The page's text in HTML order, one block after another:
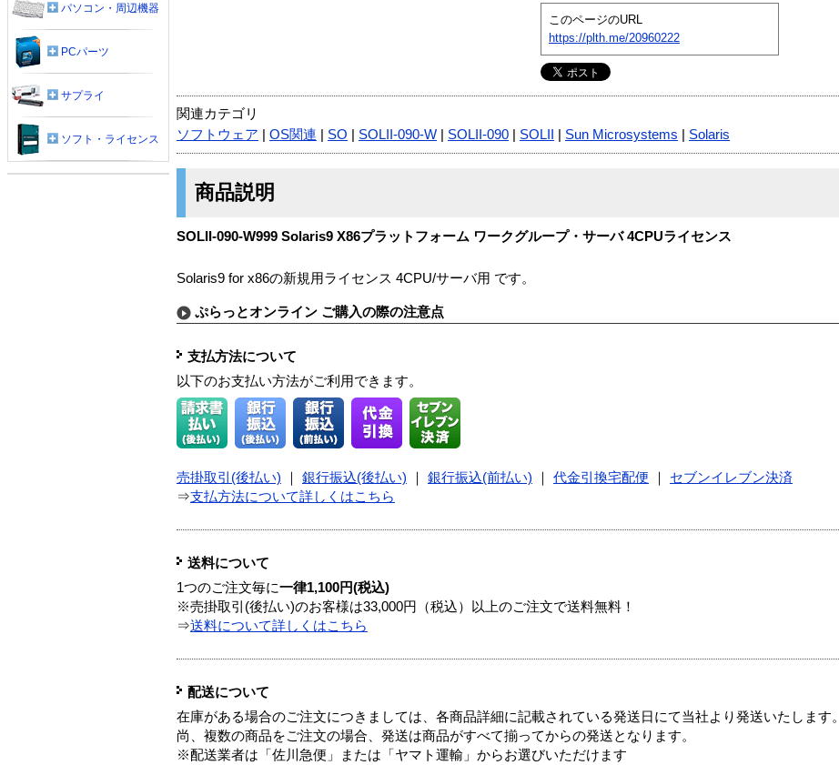
このページのURL
https://plth.me/20960222
関連カテゴリ
ソフトウェア
OS関連 SO SOLII-090-W SOLII-090 SOLII Sun Microsystems Solaris
商品説明
SOLII-090-W999 Solaris9 X86プラットフォーム ワークグループ・サーバ 4CPUライセンス
Solaris9 for x86の新規用ライセンス 4CPU/サーバ用 です。
ぷらっとオンライン ご購入の際の注意点
支払方法について
以下のお支払い方法がご利用できます。
売掛取引(後払い) 銀行振込(後払い) 銀行振込(前払い) 代金引換宅配便
セブンイレブン決済
⇒支払方法について詳しくはこちら
送料について
1つのご注文毎に一律1,100円(税込)
※売掛取引(後払い)のお客様は33,000円（税込）以上のご注文で送料無料！
⇒送料について詳しくはこちら
配送について
在庫がある場合のご注文につきましては、各商品詳細に記載されている発送日にて当社より発送いたします。
尚、複数の商品をご注文の場合、発送は商品がすべて揃ってからの発送となります。
※配送業者は「佐川急便」または「ヤマト運輸」からお選びいただけます
パソコン・周辺機器
PCパーツ
サプライ
ソフト・ライセンス